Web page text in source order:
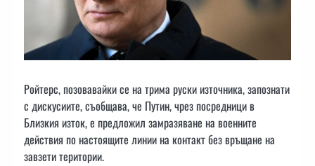
Ройтерс, позовавайки се на трима руски източника, запознати
с дискусиите, съобщава, че Путин, чрез посредници в
Близкия изток, е предложил замразяване на военните
действия по настоящите линии на контакт без връщане на
завзети територии.